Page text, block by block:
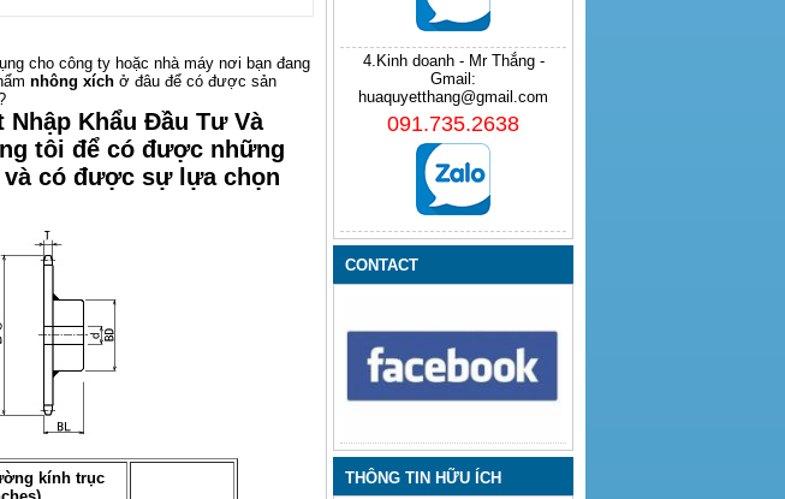
cho công ty hoặc nhà máy nơi bạn đang
nhông xích ở đâu để có được sản
Nhập Khẩu Đầu Tư Và
tôi để có được những
có được sự lựa chọn
kính trục
4.Kinh doanh - Mr Thắng -
Gmail:
huaquyetthang@gmail.com
091.735.2638
CONTACT
THÔNG TIN HỮU ÍCH